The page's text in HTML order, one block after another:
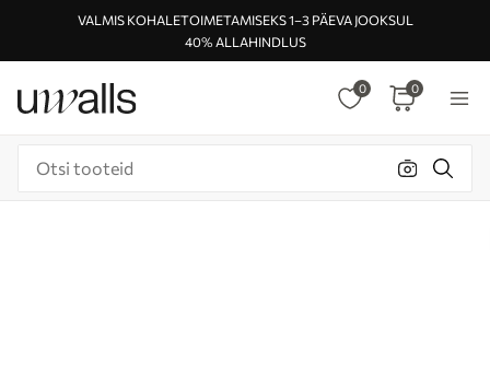
VALMIS KOHALETOIMETAMISEKS 1–3 PÄEVA JOOKSUL
40% ALLAHINDLUS
0 0